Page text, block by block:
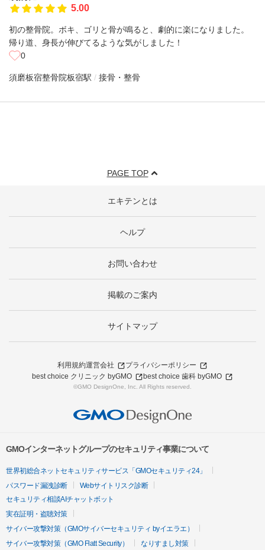
5.00
初の整骨院。ボキ、ゴリと骨が鳴ると、劇的に楽になりました。
帰り道、身長が伸びてるような気がしました！
0
須磨板宿整骨院板宿駅 接骨・整骨
PAGE TOP
エキテンとは
ヘルプ
お問い合わせ
掲載のご案内
サイトマップ
利用規約運営会社
プライバシーポリシー
best choice クリニック byGMO
best choice 歯科 byGMO
©GMO DesignOne, Inc. All Rights reserved.
GMOインターネットグループのセキュリティ事業について
世界初総合ネットセキュリティサービス「GMOセキュリティ24」
パスワード漏洩診断
Webサイトリスク診断
セキュリティ相談AIチャットボット
実在証明・盗聴対策
サイバー攻撃対策（GMOサイバーセキュリティ byイエラエ）
サイバー攻撃対策（GMO Flatt Security）
なりすまし対策